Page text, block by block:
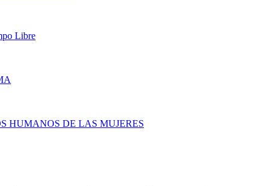
Libre
HUMANOS DE LAS MUJERES